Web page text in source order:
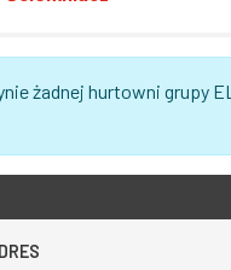
żadnej hurtowni grupy